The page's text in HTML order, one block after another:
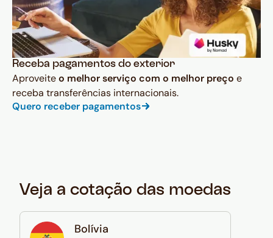
Receba pagamentos do exterior
Aproveiteo melhor serviço com o melhor preço e
receba transferências internacionais.
Quero receber pagamentos
Veja a cotação das moedas
Bolívia